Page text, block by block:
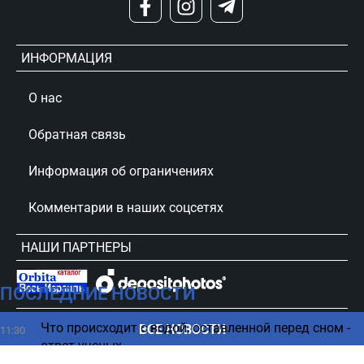
ПОСЛЕДНИЕ НОВОСТИ
11:30
Что происходит с водой, оставленной перед сном -
ответ ученых
ВСЕ НОВОСТИ
ИНФОРМАЦИЯ
О нас
Обратная связь
Информация об ограничениях
Комментарии в наших соцсетях
НАШИ ПАРТНЕРЫ
сursorinfo.co.il © Все права защищены